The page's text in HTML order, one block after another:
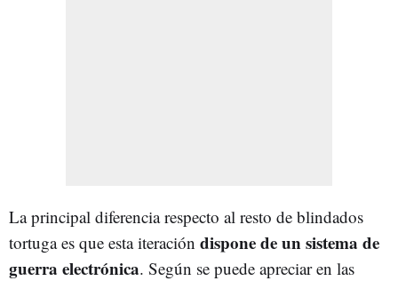
La principal diferencia respecto al resto de blindados
tortuga es que esta iteración dispone de un sistema de
guerra electrónica. Según se puede apreciar en las